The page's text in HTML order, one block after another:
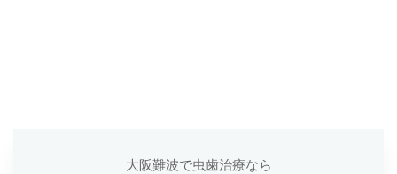
大阪難波で虫歯治療なら